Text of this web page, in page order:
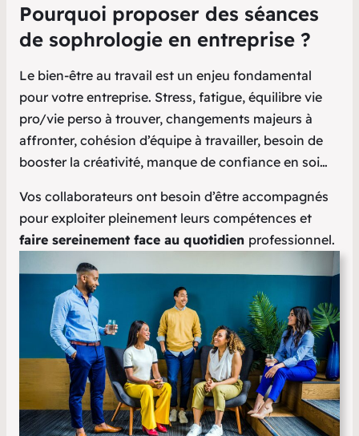
Pourquoi proposer des séances
de sophrologie en entreprise ?
Le bien-être au travail est un enjeu fondamental
pour votre entreprise. Stress, fatigue, équilibre vie
pro/vie perso à trouver, changements majeurs à
affronter, cohésion d’équipe à travailler, besoin de
booster la créativité, manque de confiance en soi…
Vos collaborateurs ont besoin d’être accompagnés
pour exploiter pleinement leurs compétences et
faire sereinement face au quotidien professionnel.